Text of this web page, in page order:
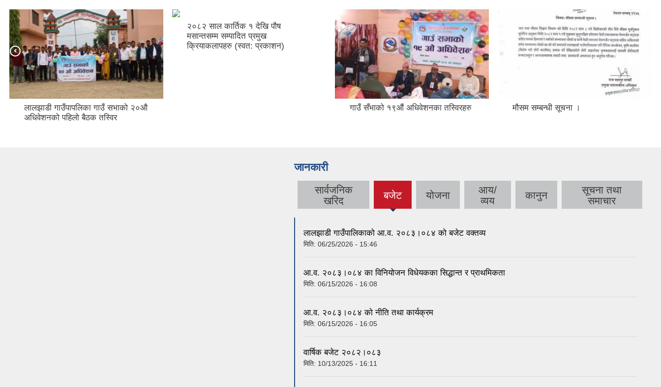
लालझाडी गाउँपापलिका गाउँ सभाको २०औ
अधिवेशनको पहिलो बैठक तस्विर
२०८२ साल कार्तिक १ देखि पौष
मसान्तसम्म सम्पादित प्रमुख
क्रियाकलापहरु (स्वत: प्रकाशन)
गाउँ सँभाको १९औं अधिवेशनका तस्विरहरु मौसम सम्बन्धी सूचना ।
जानकारी
सार्वजनिक
खरिद
बजेट
(active
tab)
योजना
आय/
व्यय
कानुन
सूचना तथा
समाचार
लालझाडी गाउँपालिकाको आ.व. २०८३।०८४ को बजेट वक्तव्य
मिति: 06/25/2026 - 15:46
आ.व. २०८३।०८४ का विनियोजन विधेयकका सिद्धान्त र प्राथमिकता
मिति: 06/15/2026 - 16:08
आ.व. २०८३।०८४ को नीति तथा कार्यक्रम
मिति: 06/15/2026 - 16:05
वार्षिक बजेट २०८२।०८३
मिति: 10/13/2025 - 16:11